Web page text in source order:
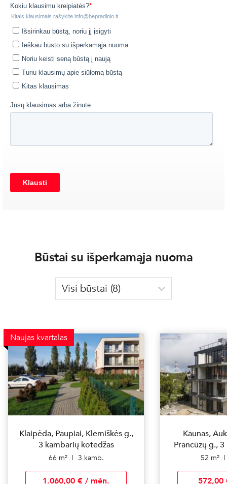
Būstai su išperkamąja nuoma
Naujas kvartalas
Klaipėda, Paupiai, Klemiškės g.,
3 kambarių kotedžas
66 m² | 3 kamb.
1.060,00 € / mėn.
Kaunas,
Prancūzų g.,
52 m² |
572,00